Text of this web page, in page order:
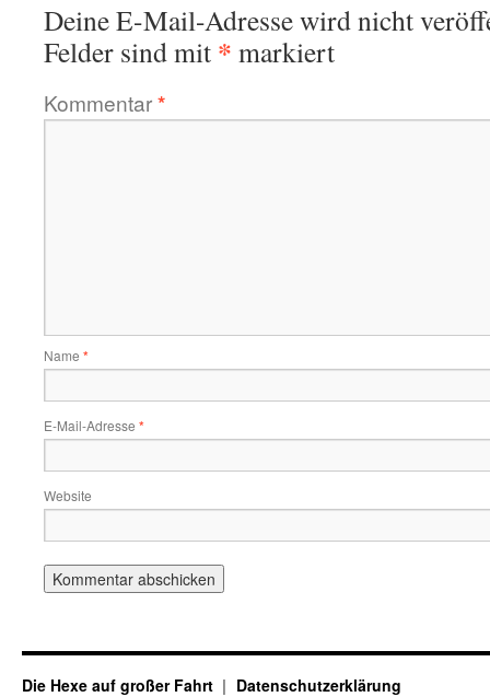
Deine E-Mail-Adresse wird nicht
Felder sind mit * markiert
Kommentar*
Name *
E-Mail-Adresse *
Website
Die Hexe auf großer Fahrt Datenschutzerklärung